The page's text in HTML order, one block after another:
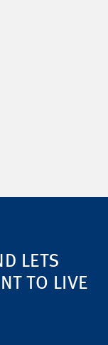
LETS
TO LIVE